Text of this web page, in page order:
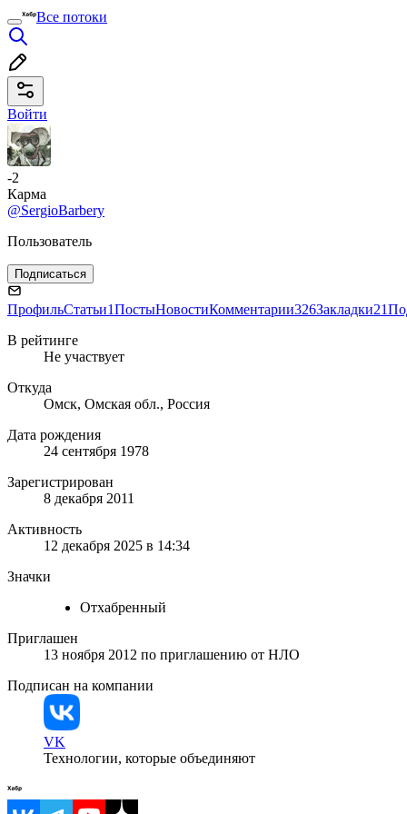
Все потоки
Войти
-2
Карма
@SergioBarbery
Пользователь
Подписаться
ПрофильСтатьи1ПостыНовостиКомментарии326Закладки21
В рейтинге
Не участвует
Откуда
Омск, Омская обл., Россия
Дата рождения
24 сентября 1978
Зарегистрирован
8 декабря 2011
Активность
12 декабря 2025 в 14:34
Значки
Отхабренный
Приглашен
13 ноября 2012 по приглашению от НЛО
Подписан на компании
VK
Технологии, которые объединяют